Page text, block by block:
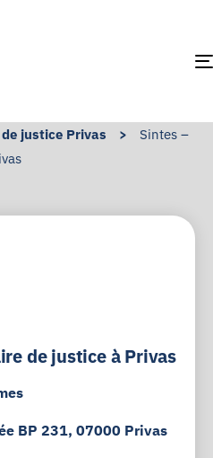
justice Privas >
Sintes –
de justice à Privas
BP 231, 07000 Privas